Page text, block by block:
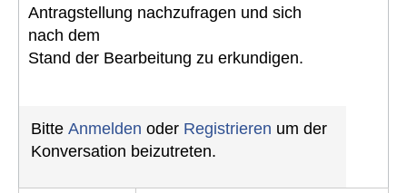
Antragstellung nachzufragen und sich
nach dem
Stand der Bearbeitung zu erkundigen.
Bitte Anmelden oder Registrieren um der
Konversation beizutreten.